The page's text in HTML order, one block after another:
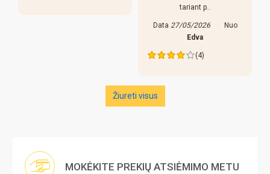
tariant p..
Data 27/05/2026
Nuo
Edva
(4)
Žiureti visus
MOKĖKITE PREKIŲ ATSIĖMIMO METU